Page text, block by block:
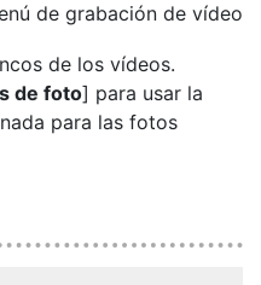
de grabación de vídeo
de los vídeos.
de foto] para usar la
para las fotos